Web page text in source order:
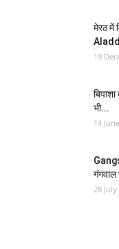
मेरठ में
19
भी...
14
28 July